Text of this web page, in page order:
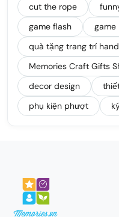
cut the rope
game flash
game
quà tặng trang trí
Memories Craft Gifts
decor design
phụ kiện phượt